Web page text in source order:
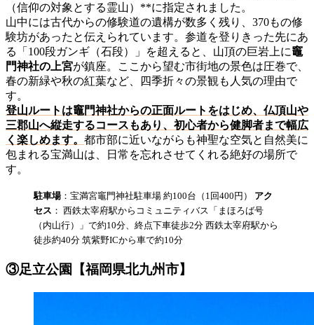
（信仰の対象とする霊山）**に指定されました。
山中には古代からの修験道の遺構が数多く残り、370もの修
験坊があったと伝えられています。参道を登りきった先にあ
る「100段ガンギ（石段）」を超えると、山頂の巨岩上に竈
門神社の上宮が鎮座。ここから望む市街地の景色は圧巻で、
春の新緑や秋の紅葉など、四季折々の景観も人気の理由で
す。
登山ルートは竈門神社からの正面ルートをはじめ、仏頂山や
三郡山へ縦走するコースもあり、初心者から健脚者まで幅広
く楽しめます。 都市部に近いながらも神聖な空気と自然美に
包まれる宝満山は、日常を忘れさせてくれる絶好の場所で
す。
駐車場：宝満宮竈門神社駐車場 約100台（1回400円）
アク
セス ： 西鉄太宰府駅からコミュニティバス「まほろば号
（内山行）」で約10分、終点下車徒歩2分 西鉄太宰府駅から
徒歩約40分 筑紫野ICから車で約10分
③足立公園【福岡県北九州市】